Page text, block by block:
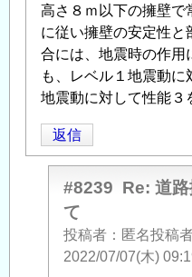
高さ８ｍ以下の擁壁で
に従い擁壁の安定性と
合には、地震時の作用
も、レベル１地震動に
地震動に対して性能３
返信
#8239 Re: 道
て
投稿者 匿名投稿
2022/07/07(木)